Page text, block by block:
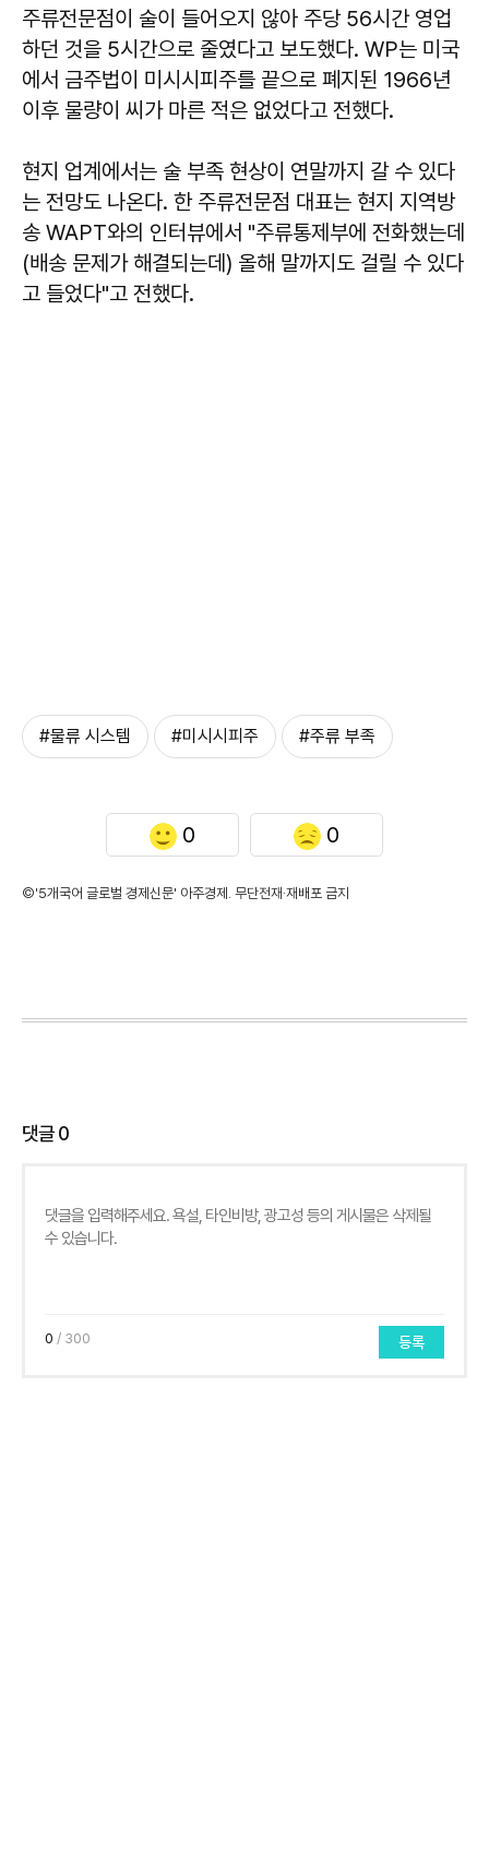
주류전문점이 술이 들어오지 않아 주당 56시간 영업
하던 것을 5시간으로 줄였다고 보도했다. WP는 미국
에서 금주법이 미시시피주를 끝으로 폐지된 1966년
이후 물량이 씨가 마른 적은 없었다고 전했다.
현지 업계에서는 술 부족 현상이 연말까지 갈 수 있다
는 전망도 나온다. 한 주류전문점 대표는 현지 지역방
송 WAPT와의 인터뷰에서 "주류통제부에 전화했는데
(배송 문제가 해결되는데) 올해 말까지도 걸릴 수 있다
고 들었다"고 전했다.
#물류 시스템 #미시시피주 #주류 부족
0 0
©'5개국어 글로벌 경제신문' 아주경제. 무단전재·재배포 금지
댓글0
0 / 300 등록